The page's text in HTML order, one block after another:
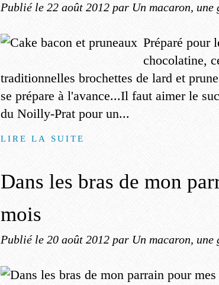
Publié le 22 août 2012 par Un macaron,
Préparé pour
chocolatine,
traditionnelles brochettes de lard et
se prépare à l'avance...Il faut aimer le
du Noilly-Prat pour un...
LIRE LA SUITE
Dans les bras de mon
mois
Publié le 20 août 2012 par Un macaron,